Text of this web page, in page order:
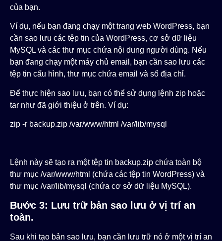
của bạn.
Ví dụ, nếu bạn đang chạy một trang web WordPress, bạn
cần sao lưu các tệp tin của WordPress, cơ sở dữ liệu
MySQL và các thư mục chứa nội dung người dùng. Nếu
bạn đang chạy một máy chủ email, bạn cần sao lưu các
tệp tin cấu hình, thư mục chứa email và sổ địa chỉ.
Để thực hiện sao lưu, bạn có thể sử dụng lệnh zip hoặc
tar như đã giới thiệu ở trên. Ví dụ:
zip -r backup.zip /var/www/html /var/lib/mysql
Lệnh này sẽ tạo ra một tệp tin backup.zip chứa toàn bộ
thư mục /var/www/html (chứa các tệp tin WordPress) và
thư mục /var/lib/mysql (chứa cơ sở dữ liệu MySQL).
Bước 3: Lưu trữ bản sao lưu ở vị trí an
toàn.
Sau khi tạo bản sao lưu, bạn cần lưu trữ nó ở một vị trí an